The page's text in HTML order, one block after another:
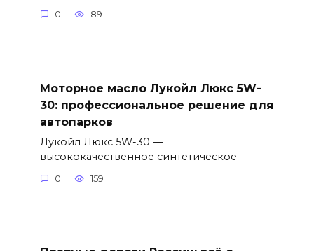
0 89
Моторное масло Лукойл Люкс 5W-
30: профессиональное решение для
автопарков
Лукойл Люкс 5W-30 —
высококачественное синтетическое
0 159